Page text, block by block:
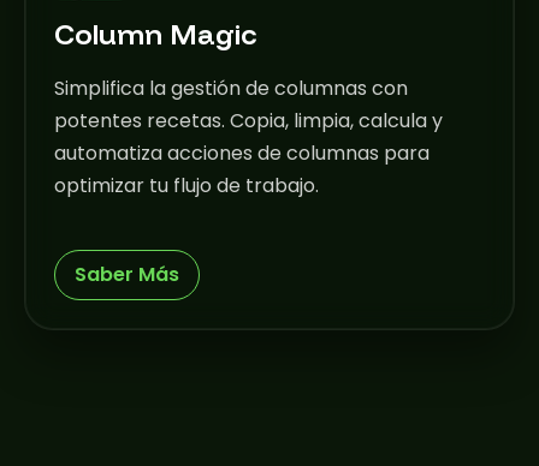
Column Magic
Simplifica la gestión de columnas con
potentes recetas. Copia, limpia, calcula y
automatiza acciones de columnas para
optimizar tu flujo de trabajo.
Saber Más